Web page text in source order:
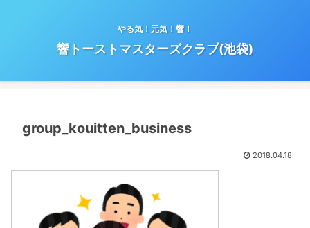
やる気！元気！響！
響トーストマスターズクラブ(池袋)
group_kouitten_business
2018.04.18